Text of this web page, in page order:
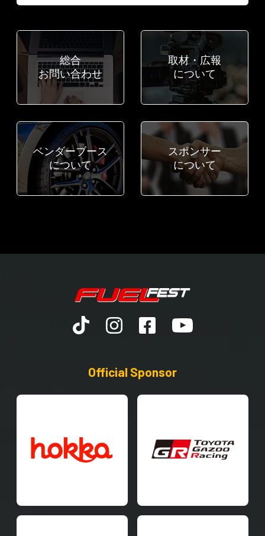
総合
お問い合わせ
取材・広報
について
ベンダーブース
について
スポンサー
について
Official Sponsor